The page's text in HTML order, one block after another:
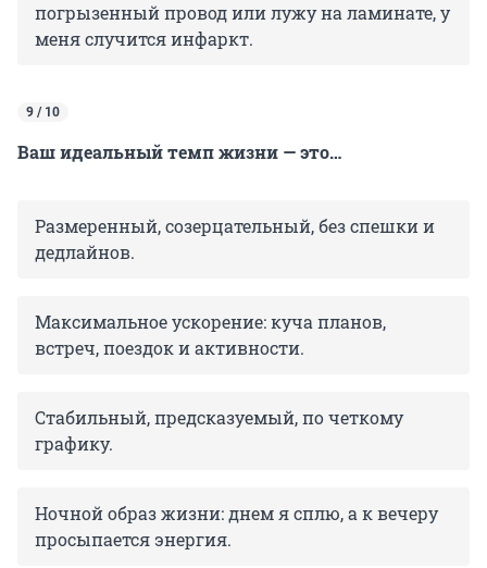
погрызенный провод или лужу на ламинате, у
меня случится инфаркт.
9 / 10
Ваш идеальный темп жизни — это…
Размеренный, созерцательный, без спешки и
дедлайнов.
Максимальное ускорение: куча планов,
встреч, поездок и активности.
Стабильный, предсказуемый, по четкому
графику.
Ночной образ жизни: днем я сплю, а к вечеру
просыпается энергия.